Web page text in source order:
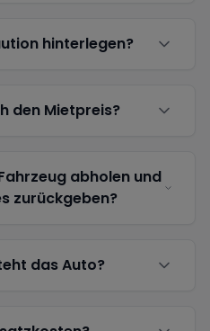
hinterlegen?
den Mietpreis?
abholen und
zurückgeben?
das Auto?